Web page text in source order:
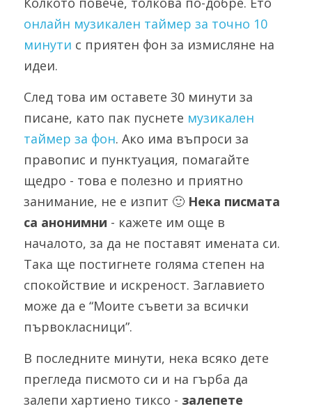
онлайн музикален таймер за точно 10
минути с приятен фон за измисляне на
идеи.
След това им оставете 30 минути за
писане, като пак пуснете музикален
таймер за фон. Ако има въпроси за
правопис и пунктуация, помагайте
щедро - това е полезно и приятно
занимание, не е изпит 🙂 Нека писмата
са анонимни - кажете им още в
началото, за да не поставят имената си.
Така ще постигнете голяма степен на
спокойствие и искреност. Заглавието
може да е “Моите съвети за всички
първокласници”.
В последните минути, нека всяко дете
прегледа писмото си и на гърба да
залепи хартиено тиксо - залепете